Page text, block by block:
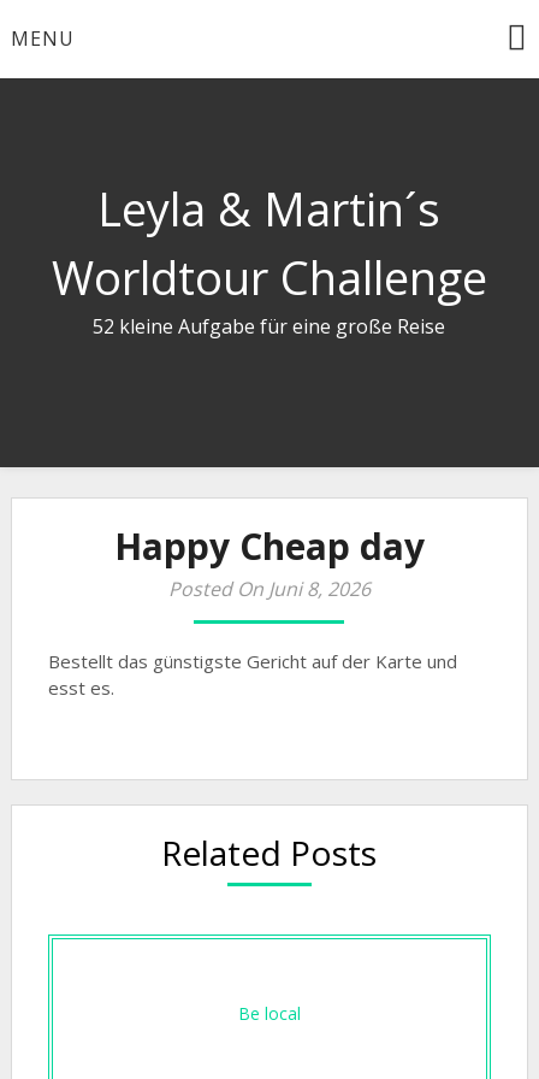
toMENU
Leyla & Martin´s
Worldtour Challenge
52 kleine Aufgabe für eine große Reise
Happy Cheap day
Posted On Juni 8, 2026
Bestellt das günstigste Gericht auf der Karte und
esst es.
Related Posts
Be local